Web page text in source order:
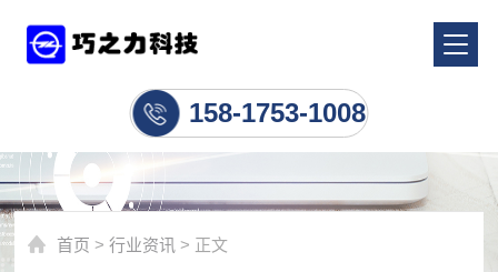
158-1753-1008
首页 >行业资讯 > 正文